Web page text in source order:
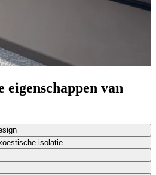
van
isolatie